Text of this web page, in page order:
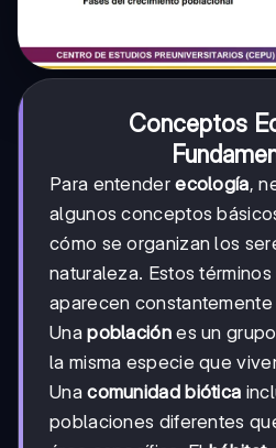
Conceptos
Para entenderecología,
algunos conceptos
cómo se organizan los
naturaleza. Estos
aparecen
Unapoblaciónes un
la misma especie que
Unacomunidad biótica
poblaciones diferentes